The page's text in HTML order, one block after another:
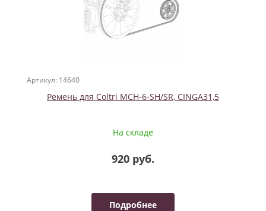
Артикул: 14640
Ремень для Coltri MCH-6-SH/SR, CINGA31,5
На складе
920 руб.
Подробнее